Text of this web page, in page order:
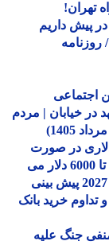
داریم
| مردم
قیمت طلا | صعود 5500 دلاری در صورت
پایان جنگ؛ تحلیلگران: طلا تا پایان 2026 به 5500 تا 6000 دلار می
رسد / بانک های بزرگ هدف 6300 دلاری را برای 2027 پیش بینی
خرید بانک
جنگ علیه